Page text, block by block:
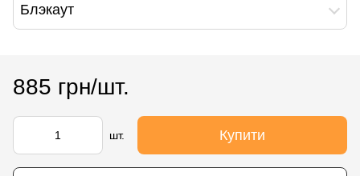
Блэкаут
885 грн/шт.
шт. Купити